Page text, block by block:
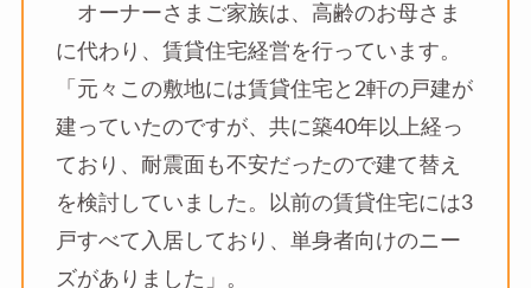
オーナーさまご家族は、高齢のお母さま
に代わり、賃貸住宅経営を行っています。
「元々この敷地には賃貸住宅と2軒の戸建が
建っていたのですが、共に築40年以上経っ
ており、耐震面も不安だったので建て替え
を検討していました。以前の賃貸住宅には3
戸すべて入居しており、単身者向けのニー
ズがありました」。